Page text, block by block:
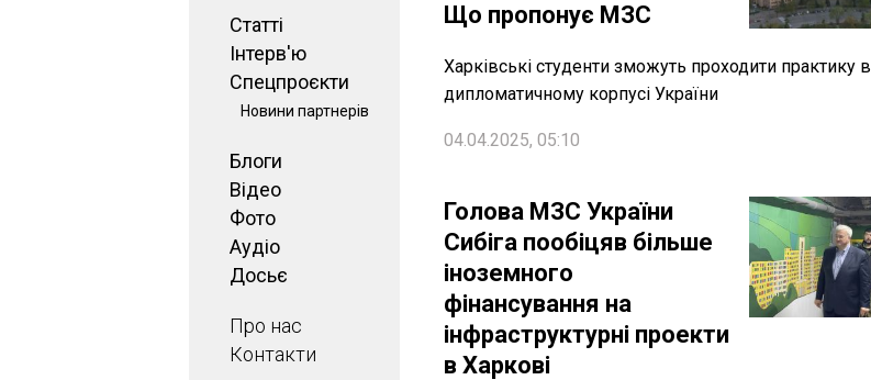
Статті
Інтерв'ю
Спецпроєкти
Новини партнерів
Блоги
Відео
Фото
Аудіо
Досьє
Про нас
Контакти
Що пропонує МЗС
Харківські студенти зможуть проходити практику в
дипломатичному корпусі України
04.04.2025, 05:10
Голова МЗС України
Сибіга пообіцяв більше
іноземного
фінансування на
інфраструктурні проекти
в Харкові